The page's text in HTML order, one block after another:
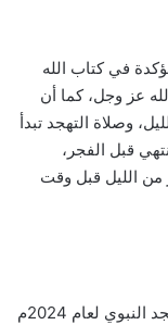
في كتاب الله
عز وجل، كما أن
وصلاة التهجد تبدأ
قبل الفجر،
من الليل قبل وقت
تم وضع بعض الضوابط لصلاة التهجد في المسجد النبوي لعام 2024م